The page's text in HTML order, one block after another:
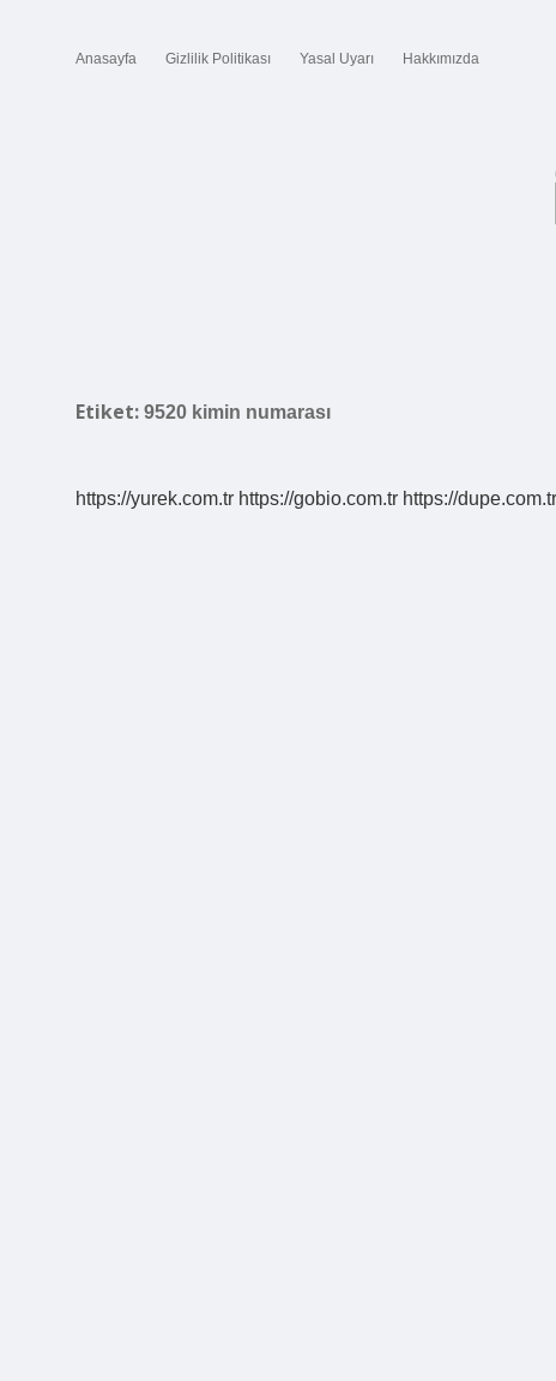
Anasayfa Gizlilik Politikası Yasal Uyarı Hakkımızda
Etiket: 9520 kimin numarası
https://yurek.com.tr https://gobio.com.tr https://dupe.com.tr